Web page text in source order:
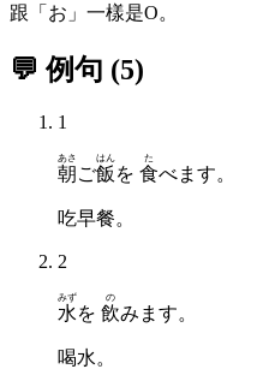
跟「お」一樣是O。
💬 例句 (5)
1
朝
あさ
ご飯
はん
を 食
た
べます。
吃早餐。
2
水
みず
を 飲
の
みます。
喝水。